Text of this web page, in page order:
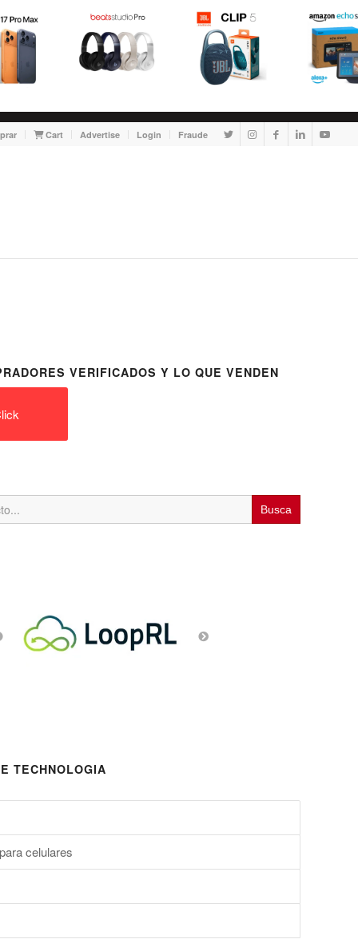
Cart Advertise Login Fraude
VERIFICADOS Y LO QUE VENDEN
TECHNOLOGIA
celulares